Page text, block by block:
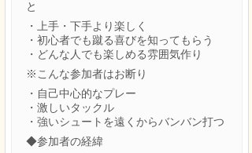
と
・上手・下手より楽しく
・初心者でも蹴る喜びを知ってもらう
・どんな人でも楽しめる雰囲気作り
※こんな参加者はお断り
・自己中心的なプレー
・激しいタックル
・強いシュートを遠くからバンバン打つ
◆参加者の経緯